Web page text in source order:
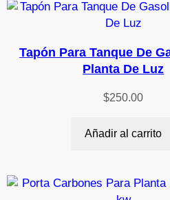
Tapón Para Tanque De
Planta De Luz
$250.00
Añadir al carrito